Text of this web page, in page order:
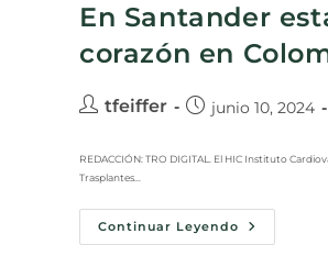
En Santander
corazón en
tfeiffer junio 10, 2024
REDACCIÓN: TRO DIGITAL. El HIC Instituto
Trasplantes…
Continuar Leyendo